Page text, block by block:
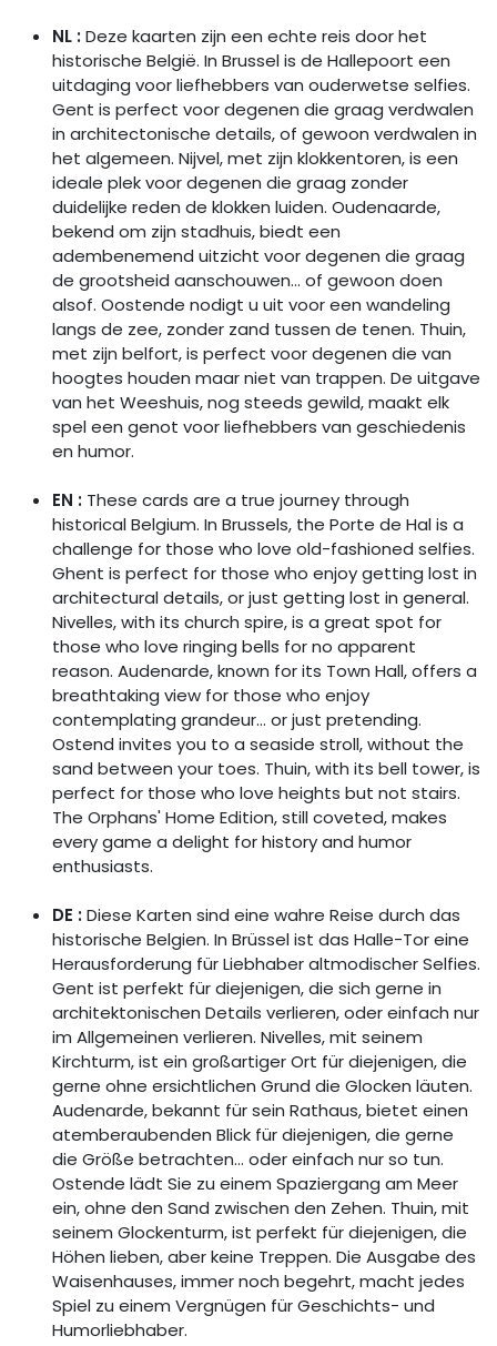
NL :Deze kaarten zijn een echte reis door het
historische België. In Brussel is de Hallepoort een
uitdaging voor liefhebbers van ouderwetse selfies.
Gent is perfect voor degenen die graag verdwalen
in architectonische details, of gewoon verdwalen in
het algemeen. Nijvel, met zijn klokkentoren, is een
ideale plek voor degenen die graag zonder
duidelijke reden de klokken luiden. Oudenaarde,
bekend om zijn stadhuis, biedt een
adembenemend uitzicht voor degenen die graag
de grootsheid aanschouwen... of gewoon doen
alsof. Oostende nodigt u uit voor een wandeling
langs de zee, zonder zand tussen de tenen. Thuin,
met zijn belfort, is perfect voor degenen die van
hoogtes houden maar niet van trappen. De uitgave
van het Weeshuis, nog steeds gewild, maakt elk
spel een genot voor liefhebbers van geschiedenis
en humor.
EN : These cards are a true journey through
historical Belgium. In Brussels, the Porte de Hal is a
challenge for those who love old-fashioned selfies.
Ghent is perfect for those who enjoy getting lost in
architectural details, or just getting lost in general.
Nivelles, with its church spire, is a great spot for
those who love ringing bells for no apparent
reason. Audenarde, known for its Town Hall, offers a
breathtaking view for those who enjoy
contemplating grandeur... or just pretending.
Ostend invites you to a seaside stroll, without the
sand between your toes. Thuin, with its bell tower, is
perfect for those who love heights but not stairs.
The Orphans' Home Edition, still coveted, makes
every game a delight for history and humor
enthusiasts.
DE :Diese Karten sind eine wahre Reise durch das
historische Belgien. In Brüssel ist das Halle-Tor eine
Herausforderung für Liebhaber altmodischer Selfies.
Gent ist perfekt für diejenigen, die sich gerne in
architektonischen Details verlieren, oder einfach nur
im Allgemeinen verlieren. Nivelles, mit seinem
Kirchturm, ist ein großartiger Ort für diejenigen, die
gerne ohne ersichtlichen Grund die Glocken läuten.
Audenarde, bekannt für sein Rathaus, bietet einen
atemberaubenden Blick für diejenigen, die gerne
die Größe betrachten... oder einfach nur so tun.
Ostende lädt Sie zu einem Spaziergang am Meer
ein, ohne den Sand zwischen den Zehen. Thuin, mit
seinem Glockenturm, ist perfekt für diejenigen, die
Höhen lieben, aber keine Treppen. Die Ausgabe des
Waisenhauses, immer noch begehrt, macht jedes
Spiel zu einem Vergnügen für Geschichts- und
Humorliebhaber.